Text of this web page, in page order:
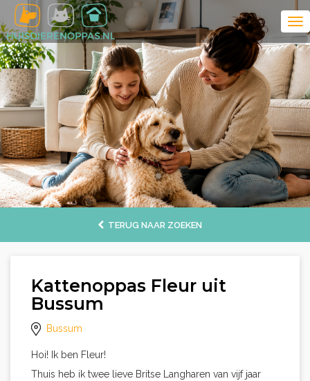
TERUG NAAR ZOEKEN
Kattenoppas Fleur uit
Bussum
Bussum
Hoi! Ik ben Fleur!
Thuis heb ik twee lieve Britse Langharen van vijf jaar